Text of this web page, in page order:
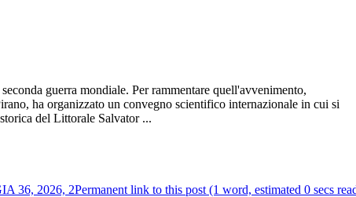
guerra mondiale. Per rammentare quell'avvenimento,
ha organizzato un convegno scientifico internazionale in cui si
del Littorale Salvator ...
36, 2026, 2Permanent link to this post (1 word, estimated 0 secs